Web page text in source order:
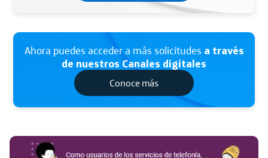
Ahora puedes acceder a más solicitudes a través
de nuestros Canales digitales
Conoce más